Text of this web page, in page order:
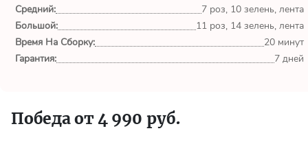
Ульяна
Тымовское,
вовремя. Не подвели. Цветы
свежие. Спасибо.
Средний:
7 роз, 10 зелень, лента
Большой:
11 роз, 14 зелень, лента
Время На Сборку:
20 минут
Гарантия:
7 дней
Победа от 4 990 руб.